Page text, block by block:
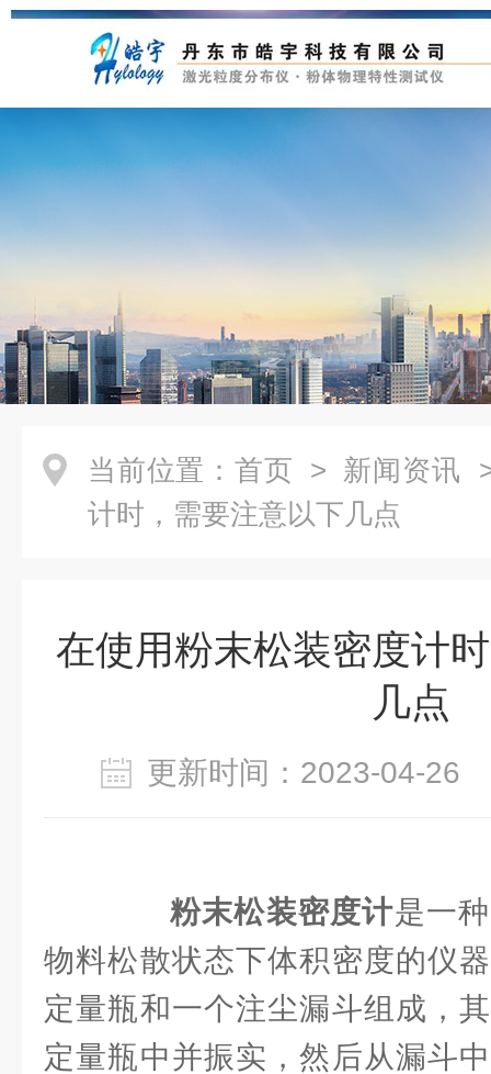
当前位置： 首页 > 新闻资讯
计时，需要注意以下几点
在使用粉末松装密度计
几点
更新时间：2023-04-
粉末松装密度计是一
物料松散状态下体积密度的仪
定量瓶和一个注尘漏斗组成，
定量瓶中并振实，然后从漏斗